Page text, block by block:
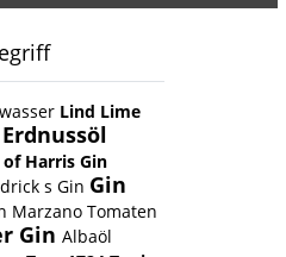
Lind Lime
Erdnussöl
of Harris Gin
s Gin Gin
Marzano Tomaten
Gin Albaöl